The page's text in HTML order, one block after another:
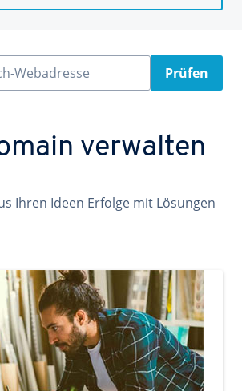
Webadresse Prüfen
verwalten
Ihren Ideen Erfolge mit Lösungen